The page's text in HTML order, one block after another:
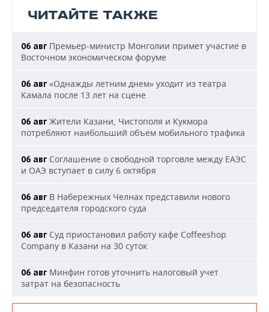
ЧИТАЙТЕ ТАКЖЕ
06 авг Премьер-министр Монголии примет участие в
Восточном экономическом форуме
06 авг «Однажды летним днем» уходит из театра
Камала после 13 лет на сцене
06 авг Жители Казани, Чистополя и Кукмора
потребляют наибольший объем мобильного трафика
06 авг Соглашение о свободной торговле между ЕАЭС
и ОАЭ вступает в силу 6 октября
06 авг В Набережных Челнах представили нового
председателя городского суда
06 авг Суд приостановил работу кафе Coffeeshop
Company в Казани на 30 суток
06 авг Минфин готов уточнить налоговый учет
затрат на безопасность